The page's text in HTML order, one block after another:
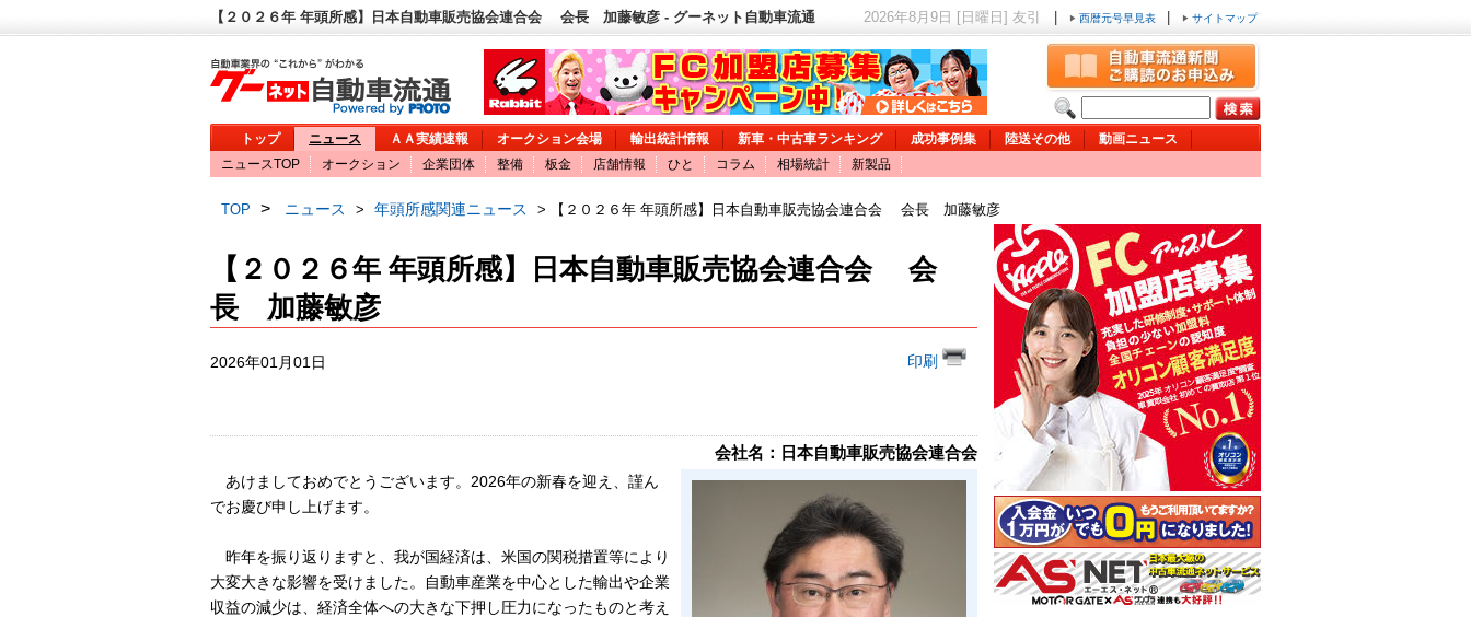
【２０２６年 年頭所感】日本自動車販売協会連合会 会長 加藤敏彦 - グーネット自動車流通 2026年8月9日 [日曜日] 友引 西暦元号早見表 サイトマップ
トップ ニュース ＡＡ実績速報 オークション会場 輸出統計情報 新車・中古車ランキング 成功事例集 陸送その他
動画ニュース
ニュースTOP
オークション 企業団体 整備 板金 店舗情報 ひと コラム 相場統計 新製品
TOP > ニュース > 年頭所感関連ニュース > 【２０２６年 年頭所感】日本自動車販売協会連合会 会長 加藤敏彦
【２０２６年 年頭所感】日本自動車販売協会連合会 会
長 加藤敏彦
2026年01月01日 印刷
会社名：日本自動車販売協会連合会
あけましておめでとうございます。2026年の新春を迎え、謹ん
でお慶び申し上げます。
昨年を振り返りますと、我が国経済は、米国の関税措置等により
大変大きな影響を受けました。自動車産業を中心とした輸出や企業
収益の減少は、経済全体への大きな下押し圧力になったものと考え